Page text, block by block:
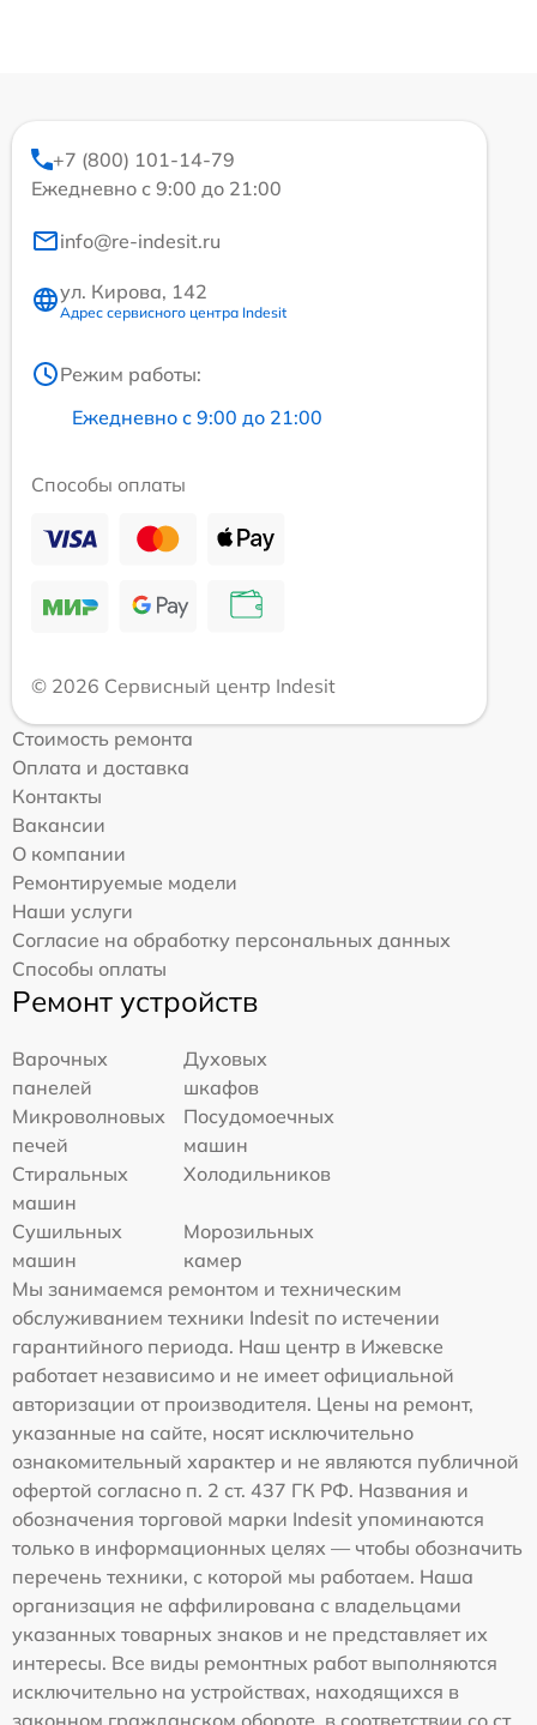
+7 (800) 101-14-79
Ежедневно с 9:00 до 21:00
info@re-indesit.ru
ул. Кирова, 142
Адрес сервисного центра Indesit
Режим работы:
Ежедневно с 9:00 до 21:00
Способы оплаты
© 2026 Сервисный центр Indesit
Стоимость ремонта
Оплата и доставка
Контакты
Вакансии
О компании
Ремонтируемые модели
Наши услуги
Согласие на обработку персональных данных
Способы оплаты
Ремонт устройств
Варочных
панелей
Духовых
шкафов
Микроволновых
печей
Посудомоечных
машин
Стиральных
машин
Холодильников
Сушильных
машин
Морозильных
камер
Мы занимаемся ремонтом и техническим
обслуживанием техники Indesit по истечении
гарантийного периода. Наш центр в Ижевске
работает независимо и не имеет официальной
авторизации от производителя. Цены на ремонт,
указанные на сайте, носят исключительно
ознакомительный характер и не являются публичной
офертой согласно п. 2 ст. 437 ГК РФ. Названия и
обозначения торговой марки Indesit упоминаются
только в информационных целях — чтобы обозначить
перечень техники, с которой мы работаем. Наша
организация не аффилирована с владельцами
указанных товарных знаков и не представляет их
интересы. Все виды ремонтных работ выполняются
исключительно на устройствах, находящихся в
законном гражданском обороте, в соответствии со ст.